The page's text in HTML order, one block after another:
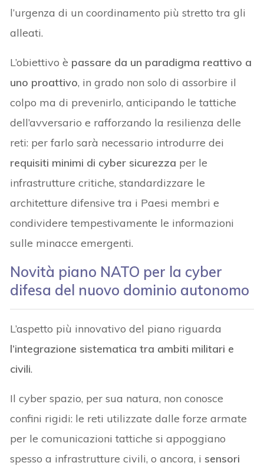
l’urgenza di un coordinamento più stretto tra gli
alleati.
L’obiettivo è passare da un paradigma reattivo a
uno proattivo, in grado non solo di assorbire il
colpo ma di prevenirlo, anticipando le tattiche
dell’avversario e rafforzando la resilienza delle
reti: per farlo sarà necessario introdurre dei
requisiti minimi di cyber sicurezza per le
infrastrutture critiche, standardizzare le
architetture difensive tra i Paesi membri e
condividere tempestivamente le informazioni
sulle minacce emergenti.
Novità piano NATO per la cyber
difesa del nuovo dominio autonomo
L’aspetto più innovativo del piano riguarda
l’integrazione sistematica tra ambiti militari e
civili.
Il cyber spazio, per sua natura, non conosce
confini rigidi: le reti utilizzate dalle forze armate
per le comunicazioni tattiche si appoggiano
spesso a infrastrutture civili, o ancora, i sensori